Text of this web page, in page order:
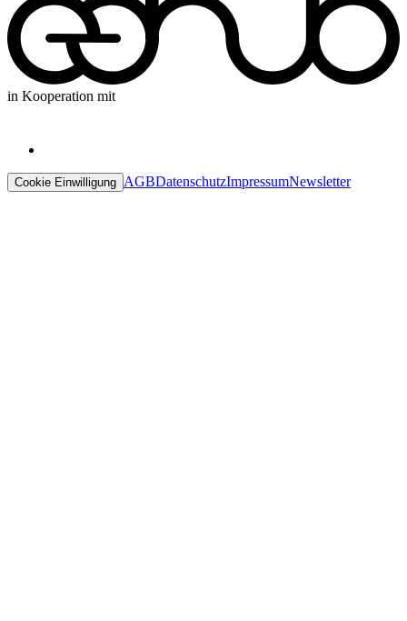
in Kooperation mit
Cookie Einwilligung AGBDatenschutzImpressumNewsletter